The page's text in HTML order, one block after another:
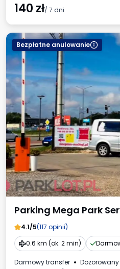
140 zł/ 7 dni
Bezpłatne anulowanie
Parking Mega Park
4.1/5(117 opinii)
0.6 km (ok. 2 min)
Darmowy transfer Dozorowany